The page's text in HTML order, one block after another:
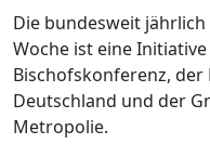
Die bundesweit
Woche ist eine
Bischofskonferenz, der
Deutschland und der
Metropolie.